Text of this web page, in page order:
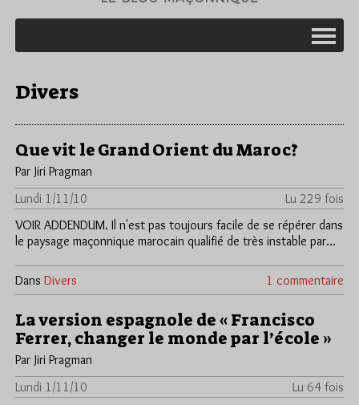
Divers
Que vit le Grand Orient du Maroc?
Par Jiri Pragman
Lundi 1/11/10
Lu 229 fois
VOIR ADDENDUM. Il n'est pas toujours facile de se répérer dans
le paysage maçonnique marocain qualifié de très instable par…
Dans Divers 1 commentaire
La version espagnole de « Francisco
Ferrer, changer le monde par l’école »
Par Jiri Pragman
Lundi 1/11/10
Lu 64 fois